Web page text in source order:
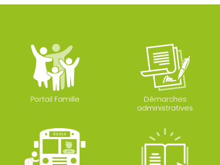
Portail Famille
Démarches
administratives